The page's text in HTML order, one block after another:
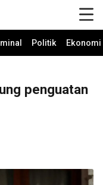
Politik
penguatan